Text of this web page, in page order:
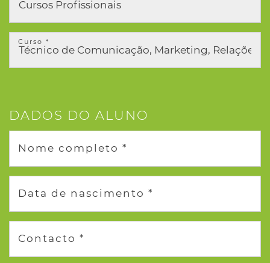
Curso *
DADOS DO ALUNO
Nome completo *
Data de nascimento *
Contacto *